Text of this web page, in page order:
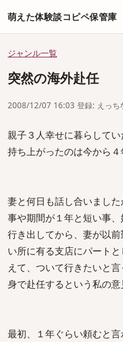
萌えた体験談コピペ保管庫
ジャンル一覧
突然の海外赴任
2008/12/07 16:03 登録: えっち
親子３人幸せに暮らして
持ち上がったのは今から４
妻と何日も話し合いまし
事や期間が１年と短い事
行き出してから、妻が以
い所に有る支店にパート
えて、ついて行きたいと
身で赴任するという私の意
最初、１年ぐらい頼むと